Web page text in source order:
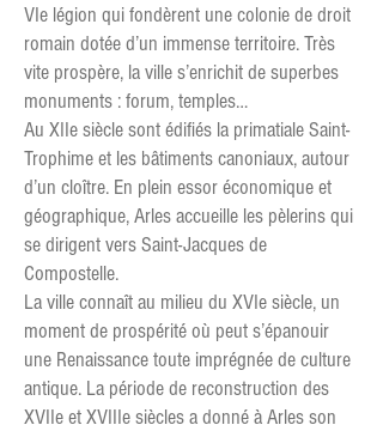
VIe légion qui fondèrent une colonie de droit
romain dotée d’un immense territoire. Très
vite prospère, la ville s’enrichit de superbes
monuments : forum, temples…
Au XIIe siècle sont édifiés la primatiale Saint-
Trophime et les bâtiments canoniaux, autour
d’un cloître. En plein essor économique et
géographique, Arles accueille les pèlerins qui
se dirigent vers Saint-Jacques de
Compostelle.
La ville connaît au milieu du XVIe siècle, un
moment de prospérité où peut s’épanouir
une Renaissance toute imprégnée de culture
antique. La période de reconstruction des
XVIIe et XVIIIe siècles a donné à Arles son